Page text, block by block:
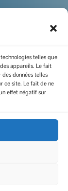
telles que
appareils. Le fait
données telles
ce site. Le fait de ne
effet négatif sur